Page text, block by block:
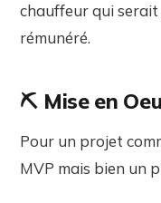
chauffeur qui
rémunéré.
⛏️ Mise en
Pour un projet
MVP mais bien un